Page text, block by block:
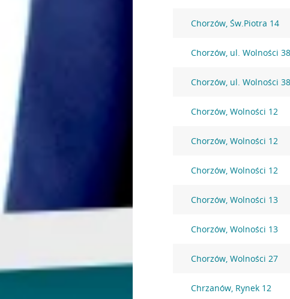
Chorzów, Św.Piotra 14
Chorzów, ul. Wolności 38
Chorzów, ul. Wolności 38
Chorzów, Wolności 12
Chorzów, Wolności 12
Chorzów, Wolności 12
Chorzów, Wolności 13
Chorzów, Wolności 13
Chorzów, Wolności 27
Chrzanów, Rynek 12